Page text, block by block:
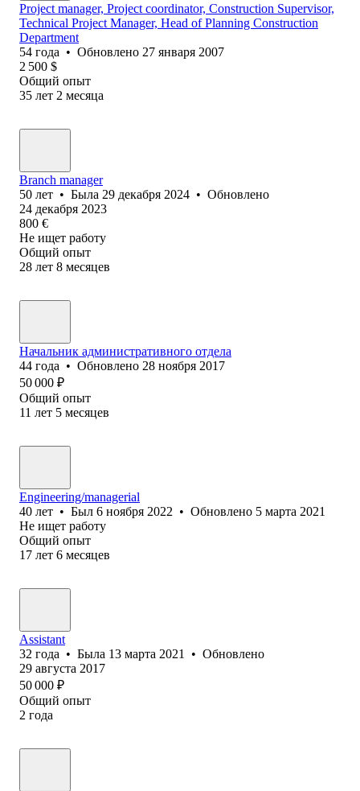
Project manager, Project coordinator, Construction Supervisor,
Technical Project Manager, Head of Planning Construction
Department
54 года • Обновлено 27 января 2007
2 500 $
Общий опыт
35 лет 2 месяца
Branch manager
50 лет • Была 29 декабря 2024 • Обновлено
24 декабря 2023
800 €
Не ищет работу
Общий опыт
28 лет 8 месяцев
Начальник административного отдела
44 года • Обновлено 28 ноября 2017
50 000 ₽
Общий опыт
11 лет 5 месяцев
Engineering/managerial
40 лет • Был 6 ноября 2022 • Обновлено 5 марта 2021
Не ищет работу
Общий опыт
17 лет 6 месяцев
Assistant
32 года • Была 13 марта 2021 • Обновлено
29 августа 2017
50 000 ₽
Общий опыт
2 года